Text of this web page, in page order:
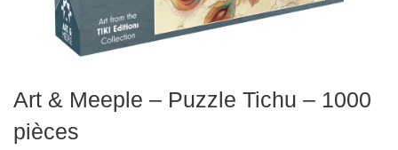
Echiquiers
clubs
Pièces
Ecoles
&
Art & Meeple – Puzzle Tichu – 1000
pièces